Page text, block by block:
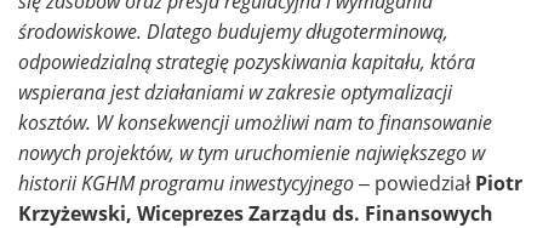
środowiskowe. Dlatego budujemy długoterminową,
odpowiedzialną strategię pozyskiwania kapitału, która
wspierana jest działaniami w zakresie optymalizacji
kosztów. W konsekwencji umożliwi nam to finansowanie
nowych projektów, w tym uruchomienie największego w
historii KGHM programu inwestycyjnego– powiedział Piotr
Krzyżewski, Wiceprezes Zarządu ds. Finansowych